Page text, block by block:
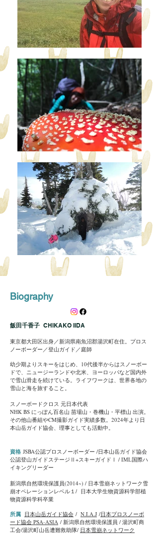
Biography
飯田千香子 CHIKAKO IIDA
東京都大田区出身／新潟県南魚沼郡湯沢町在住。​ プロス
ノーボーダー／登山ガイド／庭師
​幼少期よりスキーをはじめ、10代後半からはスノーボー
ドで、ニュージーランドや北米、ヨーロッパなど国内外
で雪山滑走を続けている。ライフワークは、世界各地の
雪山と海を旅すること。
スノーボードクロス 元日本代表
NHK BS にっぽん百名山 苗場山・巻機山・平標山 出演。
その他山番組やCM撮影ガイド実績多数。2024年より日
本山岳ガイド協会、理事としても活動中。
資格 JSBA公認プロスノーボーダー /日本山岳ガイド協会
公認登山ガイドステージⅡ+スキーガイドⅠ / IML国際ハ
イキングリーダー
新潟県自然環境保護員(2014~) / 日本雪崩ネットワーク雪
崩オペレーションレベル１/ 日本大学生物資源科学部植
物資源科学科卒業
所属 日本山岳ガイド協会 / N.I.A.J /日本プロスノーボ
ード協会 PSA-ASIA / 新潟県自然環境保護員 / 湯沢町商
工会/湯沢町山岳遭難救助隊/ 日本雪崩ネットワーク